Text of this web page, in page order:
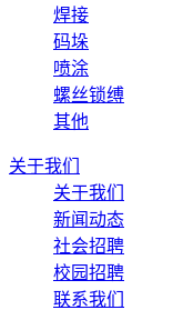
焊接
码垛
喷涂
螺丝锁缚
其他
关于我们
关于我们
新闻动态
社会招聘
校园招聘
联系我们